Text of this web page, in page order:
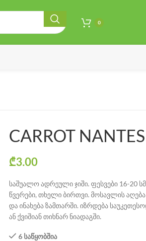
0
CARROT
₾3.00
საშუალო ადრეული ჯიში. ფესვები 16-20
წვერები, თხელი ბირთვი. მოსავლის
და ინახება ზამთარში. იზრდება
ან ქვიშიან თიხნარ ნიადაგში.
6 საწყობშია